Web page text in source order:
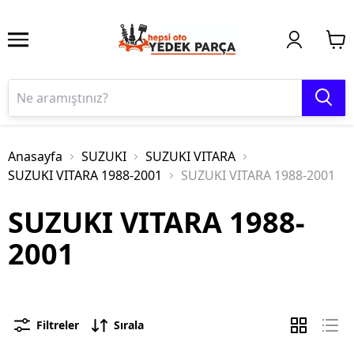
Anasayfa SUZUKI
SUZUKI VITARA
SUZUKI VITARA 1988-2001
SUZUKI VITARA 1988-2001
SUZUKI VITARA 1988-
2001
Filtreler Sırala